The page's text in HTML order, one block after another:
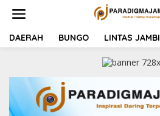
t
DAERAH BUNGO LINTAS JAMBI